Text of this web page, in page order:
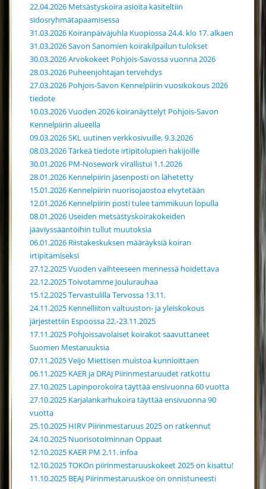
22.04.2026 Metsästyskoira asioita käsiteltiin
sidosryhmätapaamisessa
31.03.2026 Koiranpäiväjuhla Kuopiossa 24.4. klo 17. alkaen
31.03.2026 Savon Sanomien koirakilpailun tulokset
30.03.2026 Arvokokeet Pohjois-Savossa vuonna 2026
28.03.2026 Puheenjohtajan tervehdys
27.03.2026 Pohjois-Savon Kennelpiirin vuosikokous 2026
tiedote
10.03.2026 Vuoden 2026 koiranäyttelyt Pohjois-Savon
Kennelpiirin alueella
09.03.2026 SKL uutinen verkkosivuille, 9.3.2026
08.03.2026 Tärkeä tiedote irtipitolupien hakijoille
30.01.2026 PM-Nosework virallistui 1.1.2026
28.01.2026 Kennelpiirin jäsenposti on lähetetty
15.01.2026 Kennelpiirin nuorisojaostoa elvytetään
12.01.2026 Kennelpiirin posti tulee tammikuun lopulla
08.01.2026 Useiden metsästyskoirakokeiden
jääviyssääntöihin tullut muutoksia
06.01.2026 Riistakeskuksen määräyksiä koiran
irtipitämiseksi
27.12.2025 Vuoden vaihteeseen mennessä hoidettava
22.12.2025 Toivotamme Joulurauhaa
15.12.2025 Tervastulilla Tervossa 13.11.
24.11.2025 Kennelliiton valtuuston- ja yleiskokous
järjestettiin Espoossa 22.-23.11.2025
17.11.2025 Pohjoissavolaiset koirakot saavuttaneet
Suomen Mestaruuksia
07.11.2025 Veijo Miettisen muistoa kunnioittaen
06.11.2025 KAER ja DRAJ Piirinmestaruudet ratkottu
27.10.2025 Lapinporokoira täyttää ensivuonna 60 vuotta
27.10.2025 Karjalankarhukoira täyttää ensivuonna 90
vuotta
25.10.2025 HIRV Piirinmestaruus 2025 on ratkennut
24.10.2025 Nuorisotoiminnan Oppaat
12.10.2025 KAER PM 2.11. infoa
12.10.2025 TOKOn piirinmestaruuskokeet 2025 on kisattu!
11.10.2025 BEAJ Piirinmestaruuskoe on onnistuneesti